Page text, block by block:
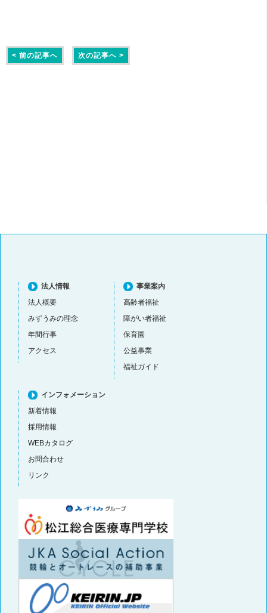
< 前の記事へ 次の記事へ >
法人情報
法人概要
みずうみの理念
年間行事
アクセス
事業案内
高齢者福祉
障がい者福祉
保育園
公益事業
福祉ガイド
インフォメーション
新着情報
採用情報
WEBカタログ
お問合わせ
リンク